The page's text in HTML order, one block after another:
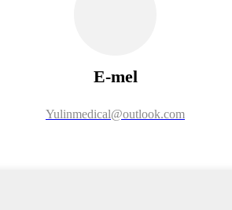
E-mel
Yulinmedical@outlook.com